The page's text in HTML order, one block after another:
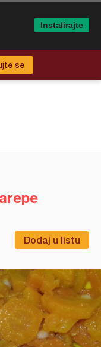
se
Dodaj u listu
Instalirajte